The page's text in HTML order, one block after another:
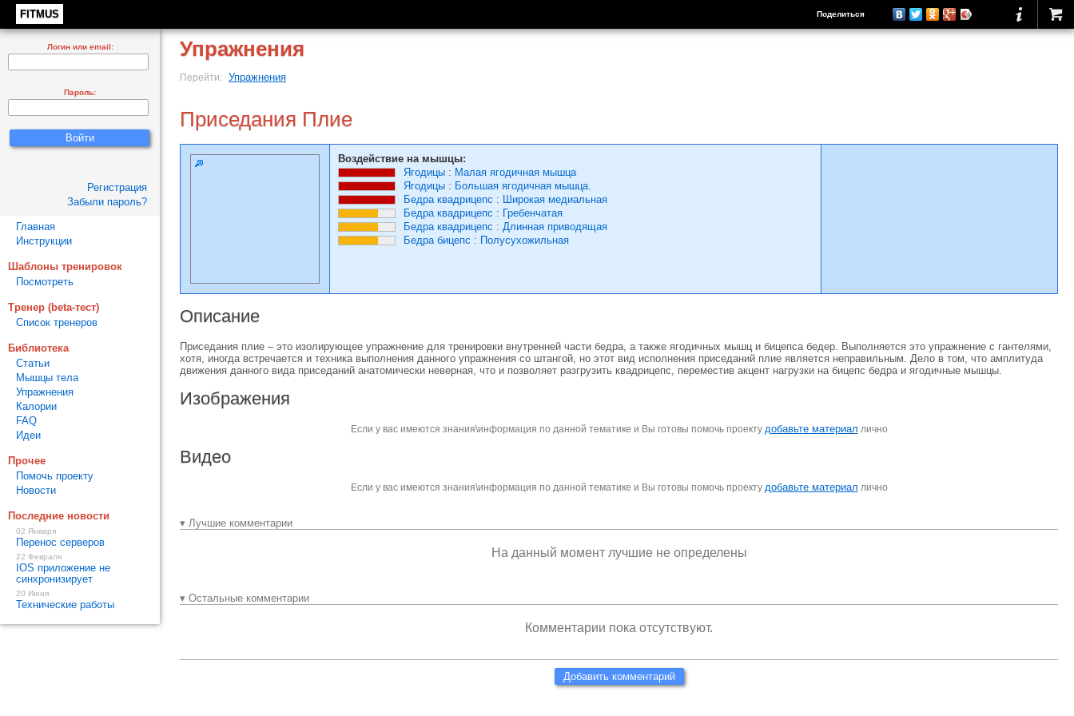
FITMUS Поделиться
Упражнения
Перейти: Упражнения
Приседания Плие
Воздействие на мышцы:
Ягодицы : Малая ягодичная мышца
Ягодицы : Большая ягодичная мышца.
Бедра квадрицепс : Широкая медиальная
Бедра квадрицепс : Гребенчатая
Бедра квадрицепс : Длинная приводящая
Бедра бицепс : Полусухожильная
Описание
Приседания плие – это изолирующее упражнение для тренировки внутренней части бедра, а также ягодичных мышц и бицепса бедер. Выполняется это упражнение с гантелями,
хотя, иногда встречается и техника выполнения данного упражнения со штангой, но этот вид исполнения приседаний плие является неправильным. Дело в том, что амплитуда
движения данного вида приседаний анатомически неверная, что и позволяет разгрузить квадрицепс, переместив акцент нагрузки на бицепс бедра и ягодичные мышцы.
Изображения
Если у вас имеются знания\информация по данной тематике и Вы готовы помочь проекту добавьте материал лично
Видео
Если у вас имеются знания\информация по данной тематике и Вы готовы помочь проекту добавьте материал лично
▾ Лучшие комментарии
На данный момент лучшие не определены
▾ Остальные комментарии
Комментарии пока отсутствуют.
Добавить комментарий
Логин или email:
Пароль:
Регистрация
Забыли пароль?
Главная
Инструкции
Шаблоны тренировок
Посмотреть
Тренер (beta-тест)
Список тренеров
Библиотека
Статьи
Мышцы тела
Упражнения
Калории
FAQ
Идеи
Прочее
Помочь проекту
Новости
Последние новости
02 Января
Перенос серверов
22 Февраля
IOS приложение не
синхронизирует
20 Июня
Технические работы